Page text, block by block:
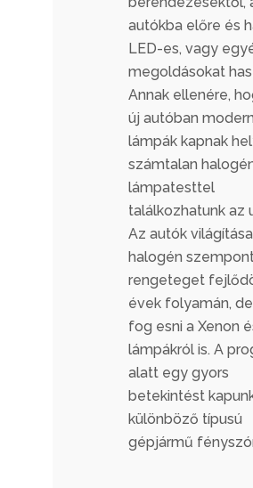
autókba előre és
LED-es, vagy
megoldásokat
Annak ellenére,
új autóban modern
lámpák kapnak
számtalan
lámpatesttel
találkozhatunk az
Az autók világítása
halogén
rengeteget
évek folyamán,
fog esni a Xenon
lámpákról is. A
alatt egy gyors
betekintést
különböző típusú
gépjármű